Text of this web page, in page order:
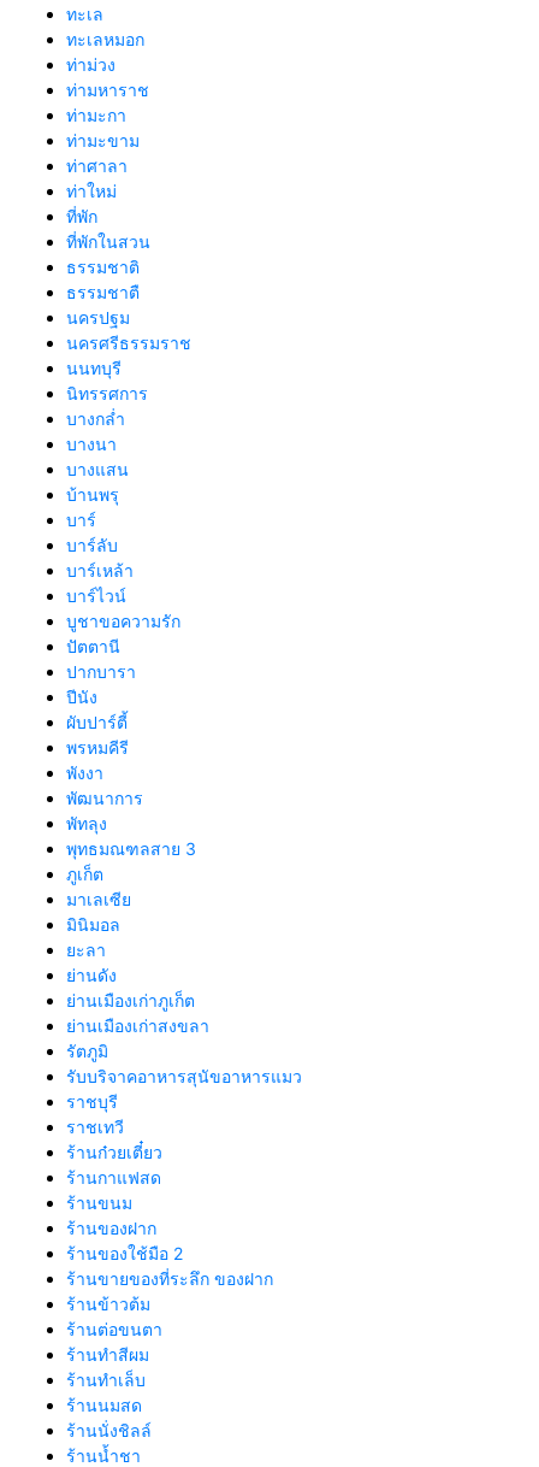
ทะเล
ทะเลหมอก
ท่าม่วง
ท่ามหาราช
ท่ามะกา
ท่ามะขาม
ท่าศาลา
ท่าใหม่
ที่พัก
ที่พักในสวน
ธรรมชาติ
ธรรมชาตื
นครปฐม
นครศรีธรรมราช
นนทบุรี
นิทรรศการ
บางกล่ำ
บางนา
บางแสน
บ้านพรุ
บาร์
บาร์ลับ
บาร์เหล้า
บาร์ไวน์
บูชาขอความรัก
ปัตตานี
ปากบารา
ปีนัง
ผับปาร์ตี้
พรหมคีรี
พังงา
พัฒนาการ
พัทลุง
พุทธมณฑลสาย 3
ภูเก็ต
มาเลเซีย
มินิมอล
ยะลา
ย่านดัง
ย่านเมืองเก่าภูเก็ต
ย่านเมืองเก่าสงขลา
รัตภูมิ
รับบริจาคอาหารสุนัขอาหารแมว
ราชบุรี
ราชเทวี
ร้านก๋วยเตี๋ยว
ร้านกาแฟสด
ร้านขนม
ร้านของฝาก
ร้านของใช้มือ 2
ร้านขายของที่ระลึก ของฝาก
ร้านข้าวต้ม
ร้านต่อขนตา
ร้านทำสีผม
ร้านทำเล็บ
ร้านนมสด
ร้านนั่งชิลล์
ร้านน้ำชา